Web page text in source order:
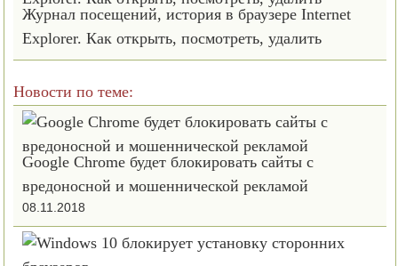
Журнал посещений, история в браузере Internet
Explorer. Как открыть, посмотреть, удалить
Новости по теме:
Google Chrome будет блокировать сайты с
вредоносной и мошеннической рекламой
08.11.2018